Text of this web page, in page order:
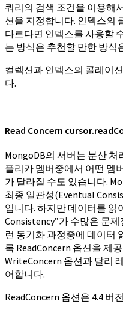
쿼리의 검색 조건을 이용해
션을 지정합니다. 인덱스의
다르다면 인덱스를 사용할
는 방식은 추천할 만한 방식
컬렉션과 인덱스의 콜레이
다.
Read Concern
MongoDB의 서버는 분산
플리카 멤버중에서 어떤 멤
가 달라질 수도 있습니다.
최종 일관성(Eventual
입니다. 하지만 데이터를 읽
Consistency”가 수많은 문
런 동기화 과정중에 데이터
록 ReadConcern 옵션을 제
WriteConcern 옵션과 달리
어합니다.
ReadConcern 옵션은 4.4 버